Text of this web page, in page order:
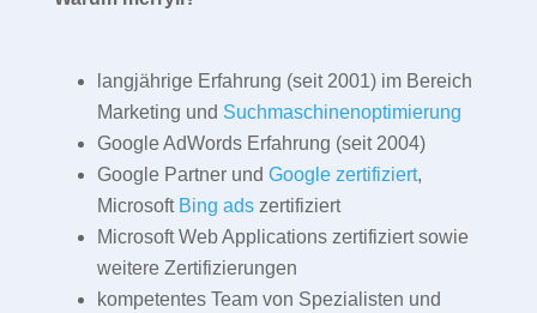
langjährige Erfahrung (seit 2001) im Bereich
Marketing und Suchmaschinenoptimierung
Google AdWords Erfahrung (seit 2004)
Google Partner und Google zertifiziert,
Microsoft Bing adszertifiziert
Microsoft Web Applications zertifiziert sowie
weitere Zertifizierungen
kompetentes Team von Spezialisten und